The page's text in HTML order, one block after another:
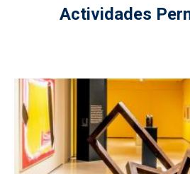
Actividades